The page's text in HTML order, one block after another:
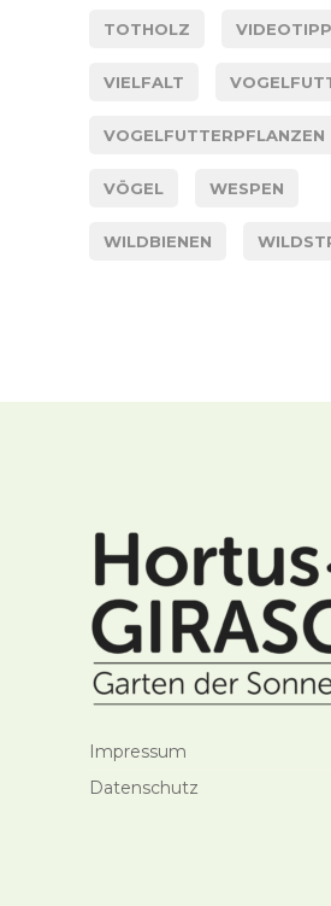
TOTHOLZ
VIELFALT
VOGELFUTTERPFLANZEN
VÖGEL WESPEN
WILDBIENEN
Impressum
Datenschutz